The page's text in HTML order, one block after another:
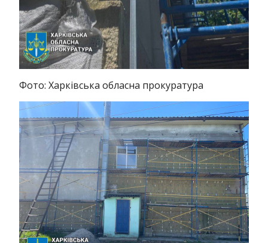
Фото: Харківська обласна прокуратура